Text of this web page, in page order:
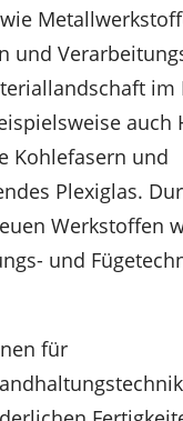
und
im
auch
Kohlefasern und
Plexiglas.
Werkstoffen
und
für